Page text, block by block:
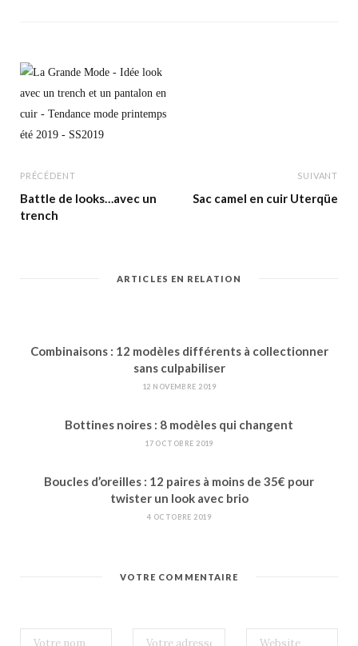
PRÉCÉDENT
Battle de looks…avec un
trench
SUIVANT
Sac camel en cuir Uterqüe
ARTICLES EN RELATION
Combinaisons : 12 modèles différents à collectionner
sans culpabiliser
12 NOVEMBRE 2019
Bottines noires : 8 modèles qui changent
17 OCTOBRE 2019
Boucles d’oreilles : 12 paires à moins de 35€ pour
twister un look avec brio
4 OCTOBRE 2019
VOTRE COMMENTAIRE